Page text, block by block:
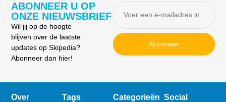
ABONNEER U OP
ONZE NIEUWSBRIEF
Wil jij op de hoogte
blijven over de laatste
updates op Skipedia?
Abonneer dan hier!
Abonneer
Over Tags Categorieën Social